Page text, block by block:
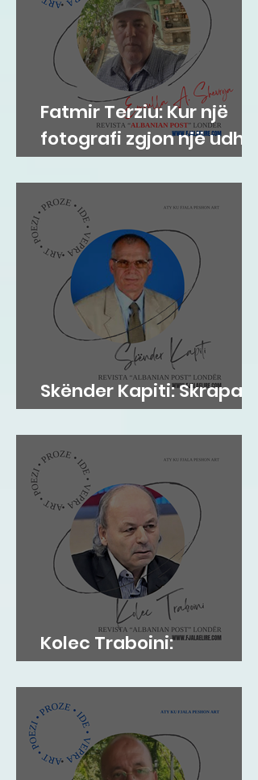
Fatmir Terziu: Kur një
fotografi zgjon një udhë
tradite që vjen prej
shekujsh në vendlindje
Skënder Kapiti: Skrapari
dhe Kosova
Kolec Traboini:
GJUHADOLI